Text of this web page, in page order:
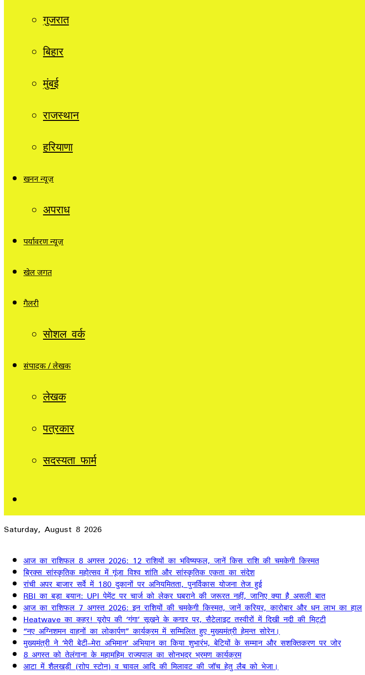
गुजरात
बिहार
मुंबई
राजस्थान
हरियाणा
खनन न्यूज़
अपराध
पर्यावरण न्यूज़
खेल जगत
गैलरी
सोशल वर्क
संपादक / लेखक
लेखक
पत्रकार
सदस्यता फार्म
Saturday, August 8 2026
आज का राशिफल 8 अगस्त 2026: 12 राशियों का भविष्यफल, जानें किस राशि की चमकेगी किस्मत
ब्रिक्स सांस्कृतिक महोत्सव में गूंजा विश्व शांति और सांस्कृतिक एकता का संदेश
रांची अपर बाजार सर्वे में 180 दुकानों पर अनियमितता, पुनर्विकास योजना तेज हुई
RBI का बड़ा बयान: UPI पेमेंट पर चार्ज को लेकर घबराने की जरूरत नहीं, जानिए क्या है असली बात
आज का राशिफल 7 अगस्त 2026: इन राशियों की चमकेगी किस्मत, जानें करियर, कारोबार और धन लाभ का हाल
Heatwave का कहर! यूरोप की ‘गंगा’ सूखने के कगार पर, सैटेलाइट तस्वीरों में दिखी नदी की मिट्टी
“नए अग्निशमन वाहनों का लोकार्पण” कार्यक्रम में सम्मिलित हुए मुख्यमंत्री हेमन्त सोरेन।
मुख्यमंत्री ने ‘मेरी बेटी–मेरा अभिमान’ अभियान का किया शुभारंभ, बेटियों के सम्मान और सशक्तिकरण पर जोर
8 अगस्त को तेलंगाना के महामहिम राज्यपाल का सोनभद्र भ्रमण कार्यक्रम
आटा में शैलखड़ी (राोप स्टोन) व चावल आदि की मिलावट की जॉच हेतु लैब को भेजा।